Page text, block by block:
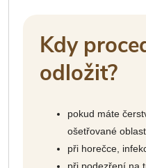
Kdy
odložit?
pokud máte
ošetřované
při horečce,
při podezření na